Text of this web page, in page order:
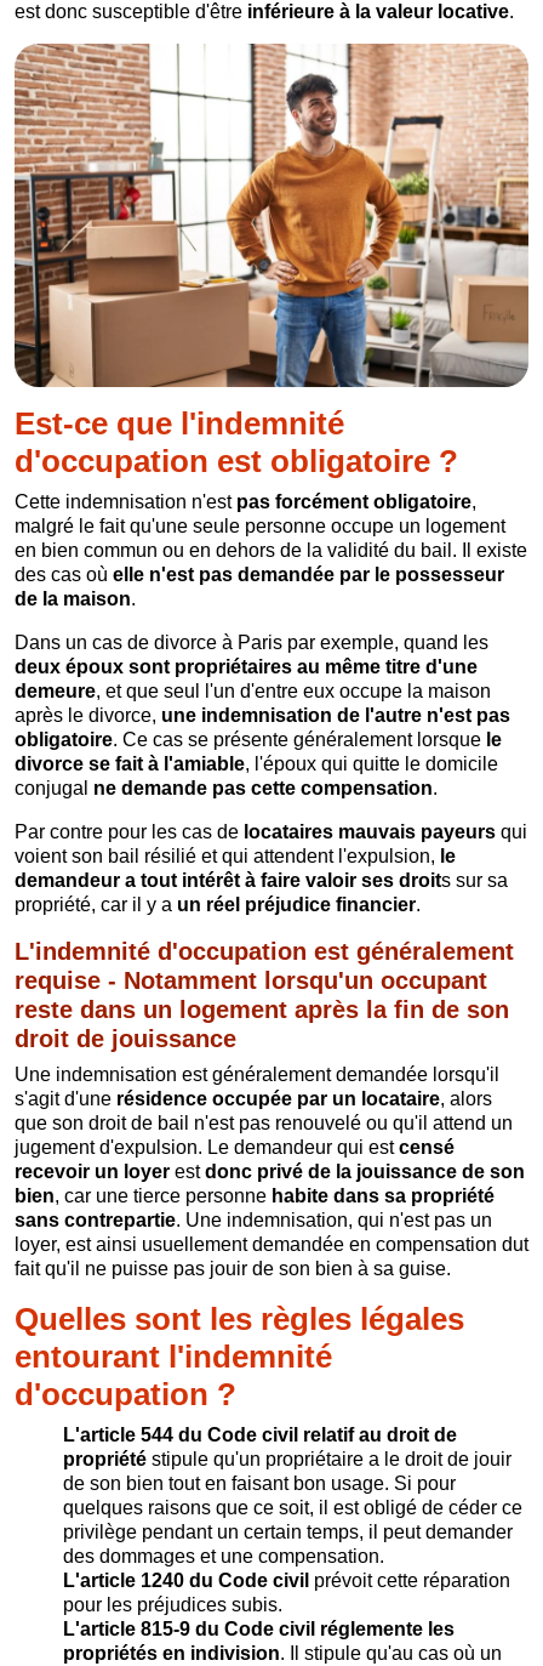
est donc susceptible d'être inférieure à la valeur locative.
Est-ce que l'indemnité
d'occupation est obligatoire ?
Cette indemnisation n'est pas forcément obligatoire,
malgré le fait qu'une seule personne occupe un logement
en bien commun ou en dehors de la validité du bail. Il existe
des cas où elle n'est pas demandée par le possesseur
de la maison.
Dans un cas de divorce à Paris par exemple, quand les
deux époux sont propriétaires au même titre d'une
demeure, et que seul l'un d'entre eux occupe la maison
après le divorce, une indemnisation de l'autre n'est pas
obligatoire. Ce cas se présente généralement lorsque le
divorce se fait à l'amiable, l'époux qui quitte le domicile
conjugal ne demande pas cette compensation.
Par contre pour les cas de locataires mauvais payeurs qui
voient son bail résilié et qui attendent l'expulsion, le
demandeur a tout intérêt à faire val oir ses droits sur sa
propriété, car il y a un réel préjudice financier.
L'indemnité d'occupation est généralement
requise - Notamment lorsqu'un occupant
reste dans un logement après la fin de son
droit de jouissance
Une indemnisation est généralement demandée lorsqu'il
s'agit d'une résidence occupée par un locataire, alors
que son droit de bail n'est pas renouvelé ou qu'il attend un
jugement d'expulsion. Le demandeur qui estcensé
recevoir un loyer estdonc privé de la jouissance de son
bien, car une tierce personne habite dans sa propriété
sans contrepartie. Une indemnisation, qui n'est pas un
loyer, est ainsi usuellement demandée en compensation dut
fait qu'il ne puisse pas jouir de son bien à sa guise.
Quelles sont les règles légales
entourant l'indemnité
d'occupation ?
L'article 544 du Code civil relatif au droit de
propriété stipule qu'un propriétaire a le droit de jouir
de son bien tout en faisant bon usage. Si pour
quelques raisons que ce soit, il est obligé de céder ce
privilège pendant un certain temps, il peut demander
des dommages et une compensation.
L'article 1240 du Code civil prévoit cette réparation
pour les préjudices subis.
L'article 815-9 du Code civil réglemente les
propriétés en indivision. Il stipule qu'au cas où un